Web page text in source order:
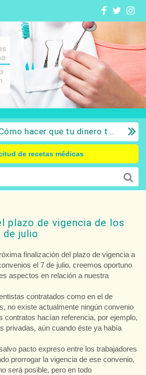
hacer que tu dinero trabaje para ti: Del ahorro a la inversión con sentido común.
de recetas médicas
plazo de vigencia de los
de julio
finalización del plazo de vigencia a
el 7 de julio, creemos oportuno
aspectos en relación a nuestra
contratados como en el de
no existe actualmente ningún convenio
contratos hacían referencia, por ejemplo,
privadas, aún cuando éste ya había
pacto expreso entre los trabajadores
prorrogar la vigencia de ese convenio,
será posible, pero en todo